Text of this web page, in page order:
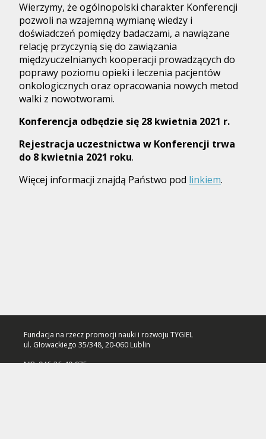
Wierzymy, że ogólnopolski charakter Konferencji
pozwoli na wzajemną wymianę wiedzy i
doświadczeń pomiędzy badaczami, a nawiązane
relację przyczynią się do zawiązania
międzyuczelnianych kooperacji prowadzących do
poprawy poziomu opieki i leczenia pacjentów
onkologicznych oraz opracowania nowych metod
walki z nowotworami.
Konferencja odbędzie się 28 kwietnia 2021 r.
Rejestracja uczestnictwa w Konferencji trwa
do 8 kwietnia 2021 roku.
Więcej informacji znajdą Państwo pod linkiem.
Fundacja na rzecz promocji nauki i rozwoju TYGIEL
ul. Głowackiego 35/348, 20-060 Lublin
NIP: 946-26-49-975